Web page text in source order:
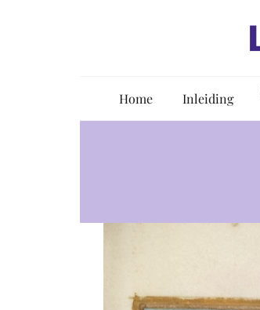
Home Inleiding